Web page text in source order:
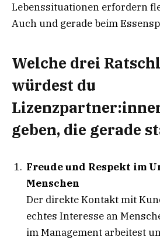
Lebenssituationen erfordern
Auch und gerade beim
Welche drei
würdest du
geben, die gerade
Freude und Respekt im
Menschen
Der direkte Kontakt mit
echtes Interesse an
im Management arbeitest